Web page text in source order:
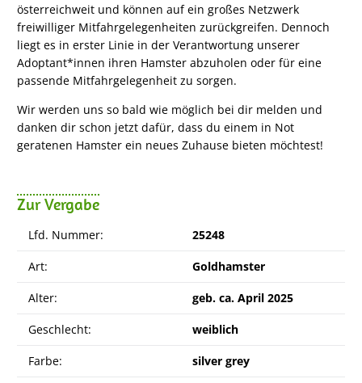
österreichweit und können auf ein großes Netzwerk
freiwilliger Mitfahrgelegenheiten zurückgreifen. Dennoch
liegt es in erster Linie in der Verantwortung unserer
Adoptant*innen ihren Hamster abzuholen oder für eine
passende Mitfahrgelegenheit zu sorgen.
Wir werden uns so bald wie möglich bei dir melden und
danken dir schon jetzt dafür, dass du einem in Not
geratenen Hamster ein neues Zuhause bieten möchtest!
Zur Vergabe
Lfd. Nummer: 25248
Art: Goldhamster
Alter: geb. ca. April 2025
Geschlecht: weiblich
Farbe: silver grey